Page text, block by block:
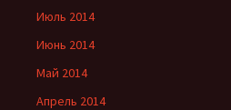
Июль 2014
Июнь 2014
Май 2014
Апрель 2014